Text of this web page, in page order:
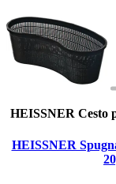
HEISSNER Cesto
HEISSNER